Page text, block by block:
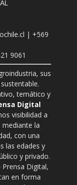
| +569
9061
sus
temático y
Digital
visibilidad a
la
con una
las edades y
y privado.
Digital,
en forma